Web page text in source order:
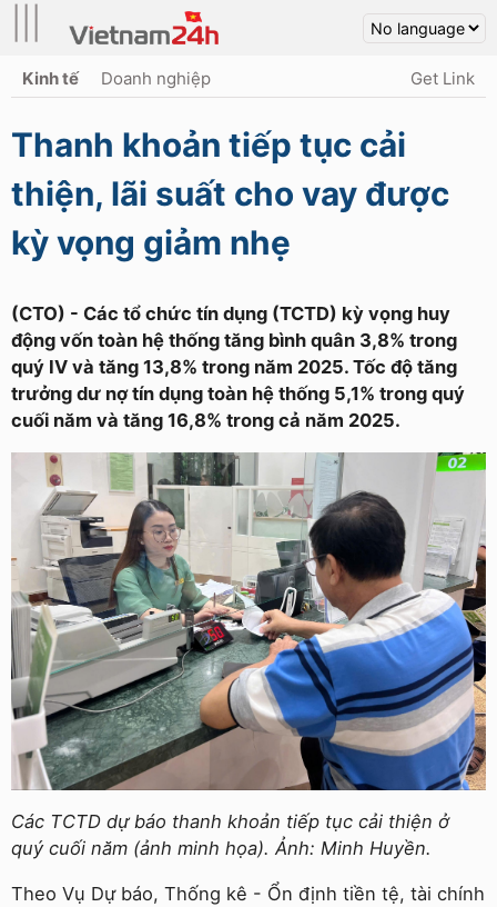
Kinh tế Doanh nghiệp Get Link
Thanh khoản tiếp tục cải
thiện, lãi suất cho vay được
kỳ vọng giảm nhẹ
(CTO) - Các tổ chức tín dụng (TCTD) kỳ vọng huy
động vốn toàn hệ thống tăng bình quân 3,8% trong
quý IV và tăng 13,8% trong năm 2025. Tốc độ tăng
trưởng dư nợ tín dụng toàn hệ thống 5,1% trong quý
cuối năm và tăng 16,8% trong cả năm 2025.
Các TCTD dự báo thanh khoản tiếp tục cải thiện ở
quý cuối năm (ảnh minh họa). Ảnh: Minh Huyền.
Theo Vụ Dự báo, Thống kê - Ổn định tiền tệ, tài chính